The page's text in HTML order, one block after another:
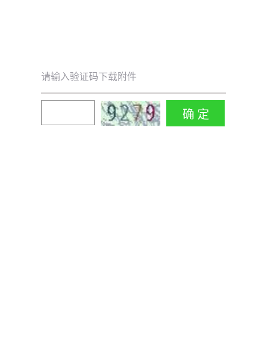
请输入验证码下载附件